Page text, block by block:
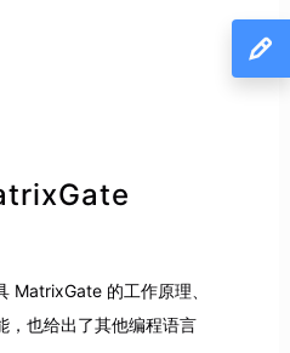
MatrixGate 的工作原理、
，也给出了其他编程语言